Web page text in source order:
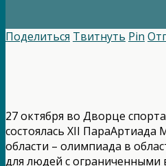
Поделиться Твитнуть Pin
27 октября во Дворце
состоялась XII
области – олимпиада в
для людей с ограниченными